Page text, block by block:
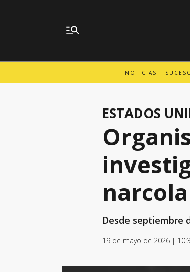
NOTICIAS
ESTADOS
Desde septiembre
19 de mayo de 2026 |